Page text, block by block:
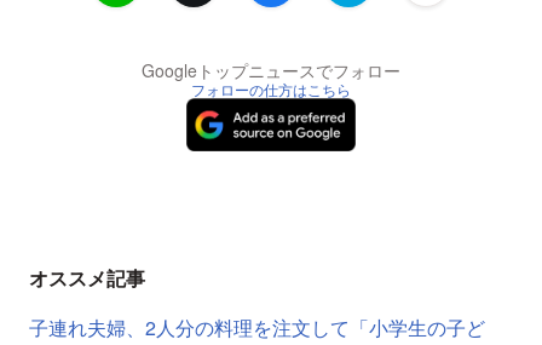
Googleトップニュースでフォロー
フォローの仕方はこちら
オススメ記事
子連れ夫婦、2人分の料理を注文して「小学生の子ど